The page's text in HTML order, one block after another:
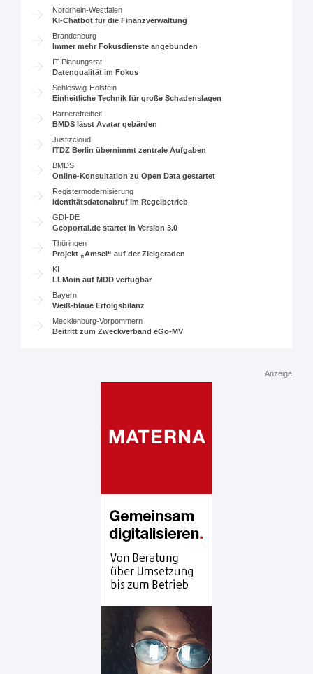
Nordrhein-Westfalen
KI-Chatbot für die Finanzverwaltung
Brandenburg
Immer mehr Fokusdienste angebunden
IT-Planungsrat
Datenqualität im Fokus
Schleswig-Holstein
Einheitliche Technik für große Schadenslagen
Barrierefreiheit
BMDS lässt Avatar gebärden
Justizcloud
ITDZ Berlin übernimmt zentrale Aufgaben
BMDS
Online-Konsultation zu Open Data gestartet
Registermodernisierung
Identitätsdatenabruf im Regelbetrieb
GDI-DE
Geoportal.de startet in Version 3.0
Thüringen
Projekt „Amsel“ auf der Zielgeraden
KI
LLMoin auf MDD verfügbar
Bayern
Weiß-blaue Erfolgsbilanz
Mecklenburg-Vorpommern
Beitritt zum Zweckverband eGo-MV
Anzeige